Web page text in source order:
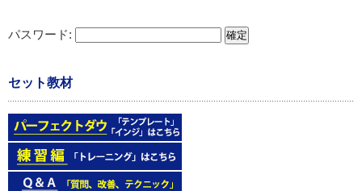
パスワード:
セット教材